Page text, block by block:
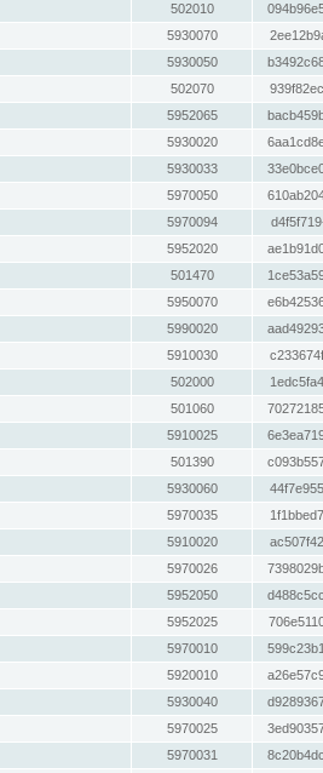
502010
5930070
5930050
502070
5952065
5930020
5930033
5970050
5970094
5952020
501470
5950070
5990020
5910030
502000
501060
5910025
501390
5930060
5970035
5910020
5970026
5952050
5952025
5970010
5920010
5930040
5970025
5970031